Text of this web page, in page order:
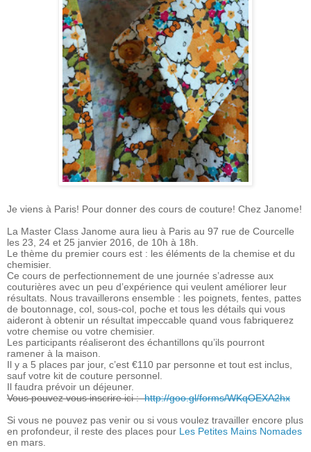
Je viens à Paris! Pour donner des cours de couture! Chez Janome!
La Master Class Janome aura lieu à Paris au 97 rue de Courcelle
les 23, 24 et 25 janvier 2016, de 10h à 18h.
Le thème du premier cours est : les éléments de la chemise et du
chemisier.
Ce cours de perfectionnement de une journée s’adresse aux
couturières avec un peu d’expérience qui veulent améliorer leur
résultats. Nous travaillerons ensemble : les poignets, fentes, pattes
de boutonnage, col, sous-col, poche et tous les détails qui vous
aideront à obtenir un résultat impeccable quand vous fabriquerez
votre chemise ou votre chemisier.
Les participants réaliseront des échantillons qu’ils pourront
ramener à la maison.
Il y a 5 places par jour, c’est €110 par personne et tout est inclus,
sauf votre kit de couture personnel.
Il faudra prévoir un déjeuner.
Vous pouvez vous inscrire ici :http://goo.gl/forms/WKqOEXA2hx
Si vous ne pouvez pas venir ou si vous voulez travailler encore plus
en profondeur, il reste des places pour Les Petites Mains Nomades
en mars.